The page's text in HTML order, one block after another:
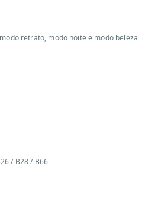
retrato, modo noite e modo beleza
/ B28 / B66